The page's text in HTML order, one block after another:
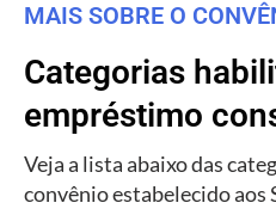
MAIS SOBRE O
Categorias
empréstimo
Veja a lista abaixo das
convênio estabelecido aos